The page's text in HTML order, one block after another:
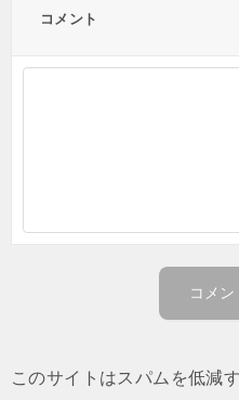
コメント
このサイトはスパムを低減